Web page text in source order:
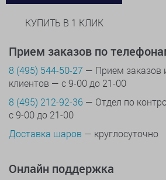
КУПИТЬ В 1 КЛИК
Прием заказов по
8 (495) 544-50-27 — Прием заказов
клиентов — с 9-00 до 21-00
8 (495) 212-92-36 — Отдел по
с 9-00 до 21-00
Доставка шаров — круглосуточно
Онлайн поддержка